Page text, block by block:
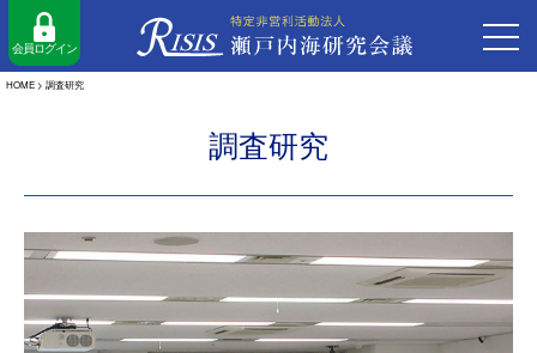
会員ログイン
HOME > 調査研究
調査研究